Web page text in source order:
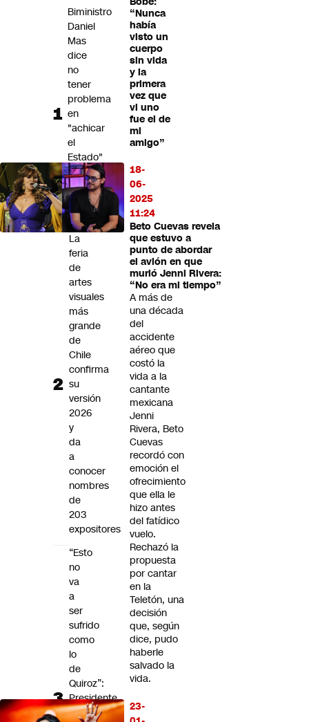
“Nunca
había
visto un
cuerpo
sin vida
y la
primera
vez que
vi uno
fue el de
mi
amigo”
18-
06-
2025
11:24
Beto Cuevas revela
que estuvo a
punto de abordar
el avión en que
murió Jenni Rivera:
“No era mi tiempo”
A más de
una década
del
accidente
aéreo que
costó la
vida a la
cantante
mexicana
Jenni
Rivera, Beto
Cuevas
recordó con
emoción el
ofrecimiento
que ella le
hizo antes
del fatídico
vuelo.
Rechazó la
propuesta
por cantar
en la
Teletón, una
decisión
que, según
dice, pudo
haberle
salvado la
vida.
23-
Biministro
Daniel
Mas
dice
no
tener
problema
en
"achicar
el
Estado"
si
mejora
su
eficiencia
La
feria
de
artes
visuales
más
grande
de
Chile
confirma
su
versión
2026
y
da
a
conocer
nombres
de
203
expositores
“Esto
no
va
a
ser
sufrido
como
lo
de
Quiroz”:
Presidente
de